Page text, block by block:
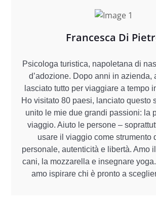
Francesca Di
Psicologa turistica, napoletana di
d’adozione. Dopo anni in azienda,
lasciato tutto per viaggiare a tempo
Ho visitato 80 paesi, lanciato questo
unito le mie due grandi passioni: la
viaggio. Aiuto le persone –
usare il viaggio come strumento
personale, autenticità e libertà. Amo
cani, la mozzarella e insegnare
amo ispirare chi è pronto a